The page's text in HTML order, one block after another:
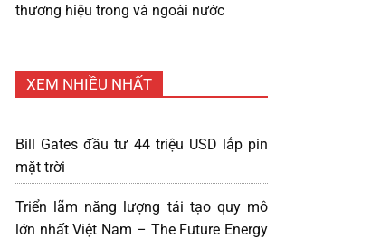
thương hiệu trong và ngoài nước
XEM NHIỀU NHẤT
Bill Gates đầu tư 44 triệu USD lắp pin
mặt trời
Triển lãm năng lượng tái tạo quy mô
lớn nhất Việt Nam – The Future Energy